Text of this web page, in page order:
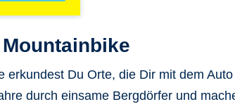
Mountainbike
erkundest Du Orte, die Dir mit dem Auto
durch einsame Bergdörfer und